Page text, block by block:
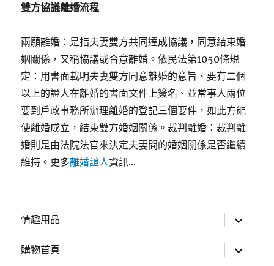
雙方協議離婚流程
兩願離婚：是指夫妻雙方共同達成協議，同意結束婚
姻關係，又稱協議或合意離婚。依民法第1050條規
定：用書面載明夫妻雙方同意離婚的意旨、要有二個
以上的證人在離婚的書面文件上簽名、並當事人兩位
要到戶政事務所辦理離婚的登記三個要件，如此方能
使離婚成立，結束雙方婚姻關係。裁判離婚：裁判離
婚則是由法院法官來決定夫妻間的婚姻關係是否繼續
維持。更多離婚證人資訊...
情趣用品
展
開
子
選
單
購物首頁
展
開